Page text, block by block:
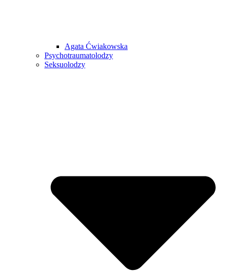
Agata Ćwiakowska
Psychotraumatolodzy
Seksuolodzy